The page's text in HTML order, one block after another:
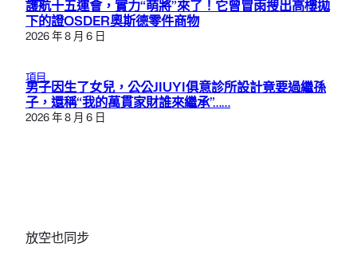
護航十五運會，實力“萌將”來了！它曾冒雨搜出高樓拋
下的證OSDER奧斯德零件商物
2026 年 8 月 6 日
項目
男子因生了女兒，公公JIUYI俱意診所設計竟要過繼孫
子，還稱“我的萬貫家財誰來繼承”……
2026 年 8 月 6 日
放空也同步